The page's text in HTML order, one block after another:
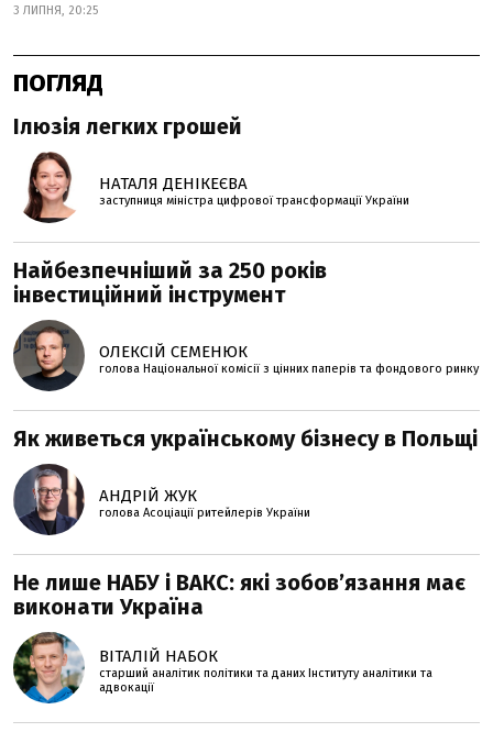
3 ЛИПНЯ, 20:25
ПОГЛЯД
Ілюзія легких грошей
НАТАЛЯ ДЕНІКЕЄВА
заступниця міністра цифрової трансформації України
Найбезпечніший за 250 років
інвестиційний інструмент
ОЛЕКСІЙ СЕМЕНЮК
голова Національної комісії з цінних паперів та фондового ринку
Як живеться українському бізнесу в Польщі
АНДРІЙ ЖУК
голова Асоціації ритейлерів України
Не лише НАБУ і ВАКС: які зобов’язання має
виконати Україна
ВІТАЛІЙ НАБОК
старший аналітик політики та даних Інституту аналітики та
адвокації